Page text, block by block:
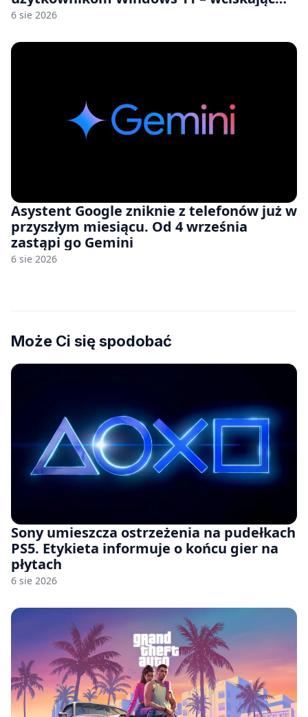
nam przy tym komputery z 8 GB RAM po
6 sie 2026
Asystent Google zniknie z telefonów już w
przyszłym miesiącu. Od 4 września
zastąpi go Gemini
6 sie 2026
Może Ci się spodobać
Sony umieszcza ostrzeżenia na pudełkach
PS5. Etykieta informuje o końcu gier na
płytach
6 sie 2026